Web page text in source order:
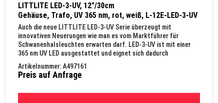
LITTLITE LED-3-UV, 12"/30cm
Gehäuse, Trafo, UV 365 nm, rot, weiß, L-12E-LED-3-UV
Auch die neue LITTLITE LED-3-UV Serie überzeugt mit
innovativen Neuerungen wie man es vom Marktführer für
Schwanenhalsleuchten erwarten darf. LED-3-UV ist mit einer
365 nm UV LED ausgestattet und eignet sich dadurch
hervorragend zur...
Artikelnummer: A497161
Preis auf Anfrage